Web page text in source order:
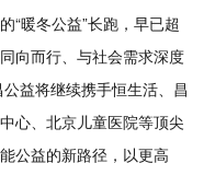
“暖冬公益”长跑，早已超
向而行、与社会需求深度
益将继续携手恒生活、昌
心、北京儿童医院等顶尖
公益的新路径，以更高